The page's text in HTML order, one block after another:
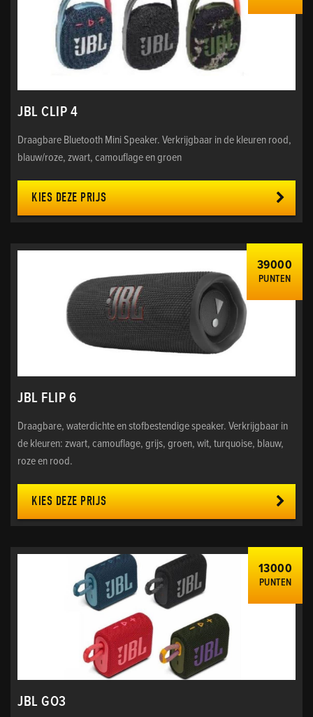
JBL CLIP 4
Draagbare Bluetooth Mini Speaker. Verkrijgbaar in de kleuren rood,
blauw/roze, zwart, camouflage en groen
KIES DEZE PRIJS
39000
PUNTEN
JBL FLIP 6
Draagbare, waterdichte en stofbestendige speaker. Verkrijgbaar in
de kleuren: zwart, camouflage, grijs, groen, wit, turquoise, blauw,
roze en rood.
KIES DEZE PRIJS
13000
PUNTEN
JBL GO3